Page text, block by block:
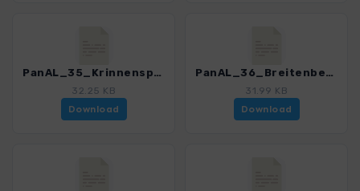
PanAL_35_Krinnenspitze_3165_1.gpx
32.25 KB
Download
PanAL_36_Breitenberg_3165_1.gpx
31.99 KB
Download